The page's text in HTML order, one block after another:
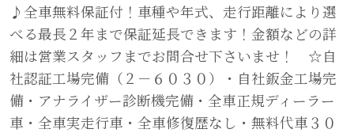
♪全車無料保証付！車種や年式、走行距離により選
べる最長２年まで保証延長できます！金額などの詳
細は営業スタッフまでお問合せ下さいませ！ ☆自
社認証工場完備（２－６０３０）・自社鈑金工場完
備・アナライザー診断機完備・全車正規ディーラー
車・全車実走行車・全車修復歴なし・無料代車３０